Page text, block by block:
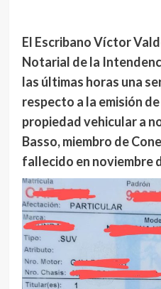
El Escribano Víctor
Notarial de la
las últimas horas una
respecto a la emisión
propiedad vehicular a
Basso, miembro de
fallecido en noviembre